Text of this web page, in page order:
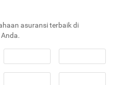
asuransi terbaik di